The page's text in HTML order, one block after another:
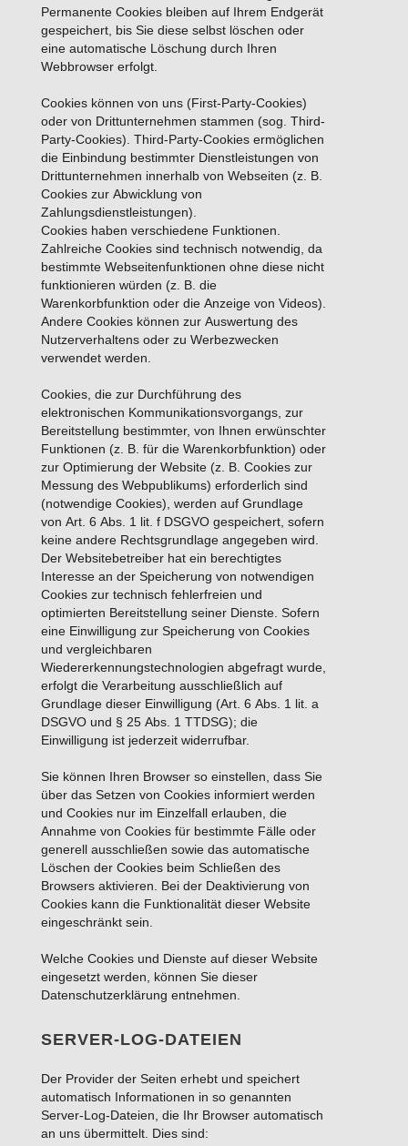
Permanente Cookies bleiben auf Ihrem Endgerät
gespeichert, bis Sie diese selbst löschen oder
eine automatische Löschung durch Ihren
Webbrowser erfolgt.
Cookies können von uns (First-Party-Cookies)
oder von Drittunternehmen stammen (sog. Third-
Party-Cookies). Third-Party-Cookies ermöglichen
die Einbindung bestimmter Dienstleistungen von
Drittunternehmen innerhalb von Webseiten (z. B.
Cookies zur Abwicklung von
Zahlungsdienstleistungen).
Cookies haben verschiedene Funktionen.
Zahlreiche Cookies sind technisch notwendig, da
bestimmte Webseitenfunktionen ohne diese nicht
funktionieren würden (z. B. die
Warenkorbfunktion oder die Anzeige von Videos).
Andere Cookies können zur Auswertung des
Nutzerverhaltens oder zu Werbezwecken
verwendet werden.
Cookies, die zur Durchführung des
elektronischen Kommunikationsvorgangs, zur
Bereitstellung bestimmter, von Ihnen erwünschter
Funktionen (z. B. für die Warenkorbfunktion) oder
zur Optimierung der Website (z. B. Cookies zur
Messung des Webpublikums) erforderlich sind
(notwendige Cookies), werden auf Grundlage
von Art. 6 Abs. 1 lit. f DSGVO gespeichert, sofern
keine andere Rechtsgrundlage angegeben wird.
Der Websitebetreiber hat ein berechtigtes
Interesse an der Speicherung von notwendigen
Cookies zur technisch fehlerfreien und
optimierten Bereitstellung seiner Dienste. Sofern
eine Einwilligung zur Speicherung von Cookies
und vergleichbaren
Wiedererkennungstechnologien abgefragt wurde,
erfolgt die Verarbeitung ausschließlich auf
Grundlage dieser Einwilligung (Art. 6 Abs. 1 lit. a
DSGVO und § 25 Abs. 1 TTDSG); die
Einwilligung ist jederzeit widerrufbar.
Sie können Ihren Browser so einstellen, dass Sie
über das Setzen von Cookies informiert werden
und Cookies nur im Einzelfall erlauben, die
Annahme von Cookies für bestimmte Fälle oder
generell ausschließen sowie das automatische
Löschen der Cookies beim Schließen des
Browsers aktivieren. Bei der Deaktivierung von
Cookies kann die Funktionalität dieser Website
eingeschränkt sein.
Welche Cookies und Dienste auf dieser Website
eingesetzt werden, können Sie dieser
Datenschutzerklärung entnehmen.
SERVER-LOG-DATEIEN
Der Provider der Seiten erhebt und speichert
automatisch Informationen in so genannten
Server-Log-Dateien, die Ihr Browser automatisch
an uns übermittelt. Dies sind: